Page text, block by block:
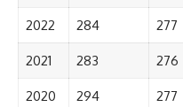
2022 284 277
2021 283 276
2020 294 277